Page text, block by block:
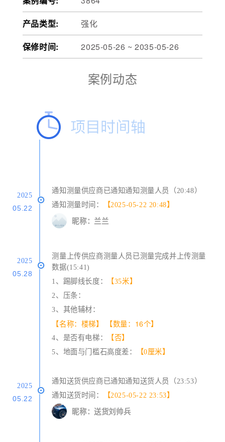
产品类型:
强化
保修时间:
2025-05-26 ~ 2035-05-26
案例动态
2025
05.22
通知测量供应商已通知通知测量人员（20:48）
通知测量时间：
【2025-05-22 20:48】
昵称：兰兰
2025
05.28
测量上传供应商测量人员已测量完成并上传测量
数据(15:41)
1、踢脚线长度：
【35米】
2、压条：
3、其他辅材：
【名称：楼梯】 【数量：16个】
4、是否有电梯：
【否】
5、地面与门槛石高度差：
【0厘米】
2025
05.22
通知送货供应商已通知通知送货人员（23:53）
通知送货时间：
【2025-05-22 23:53】
昵称：送货刘帅兵